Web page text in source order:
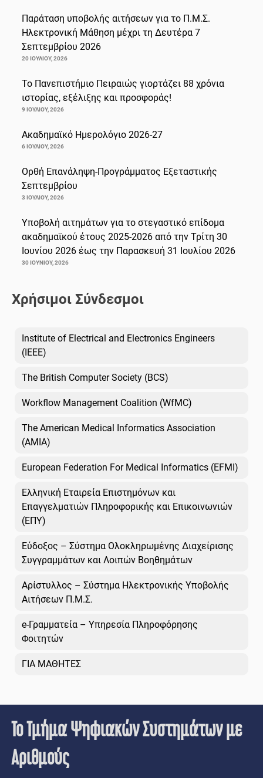
Παράταση υποβολής αιτήσεων για το Π.Μ.Σ.
Ηλεκτρονική Μάθηση μέχρι τη Δευτέρα 7
Σεπτεμβρίου 2026
20 ΙΟΥΛΊΟΥ, 2026
Το Πανεπιστήμιο Πειραιώς γιορτάζει 88 χρόνια
ιστορίας, εξέλιξης και προσφοράς!
9 ΙΟΥΛΊΟΥ, 2026
Ακαδημαϊκό Ημερολόγιο 2026-27
6 ΙΟΥΛΊΟΥ, 2026
Ορθή Επανάληψη-Προγράμματος Εξεταστικής
Σεπτεμβρίου
3 ΙΟΥΛΊΟΥ, 2026
Υποβολή αιτημάτων για το στεγαστικό επίδομα
ακαδημαϊκού έτους 2025-2026 από την Τρίτη 30
Ιουνίου 2026 έως την Παρασκευή 31 Ιουλίου 2026
30 ΙΟΥΝΊΟΥ, 2026
Χρήσιμοι Σύνδεσμοι
Institute of Electrical and Electronics Engineers
(IEEE)
The British Computer Society (BCS)
Workflow Management Coalition (WfMC)
The American Medical Informatics Association
(AMIA)
European Federation For Medical Informatics (EFMI)
Ελληνική Εταιρεία Επιστημόνων και
Επαγγελματιών Πληροφορικής και Επικοινωνιών
(ΕΠΥ)
Εύδοξος – Σύστημα Ολοκληρωμένης Διαχείρισης
Συγγραμμάτων και Λοιπών Βοηθημάτων
Αρίστυλλος – Σύστημα Ηλεκτρονικής Υποβολής
Αιτήσεων Π.Μ.Σ.
e-Γραμματεία – Υπηρεσία Πληροφόρησης
Φοιτητών
ΓΙΑ ΜΑΘΗΤΕΣ
Το Τμήμα Ψηφιακών Συστημάτων με
Αριθμούς